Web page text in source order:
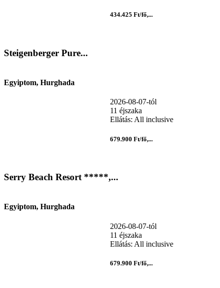
434.425 Ft/fő,...
Steigenberger Pure...
Egyiptom, Hurghada
2026-08-07-tól
11 éjszaka
Ellátás: All inclusive
679.900 Ft/fő,...
Serry Beach Resort *****,...
Egyiptom, Hurghada
2026-08-07-tól
11 éjszaka
Ellátás: All inclusive
679.900 Ft/fő,...